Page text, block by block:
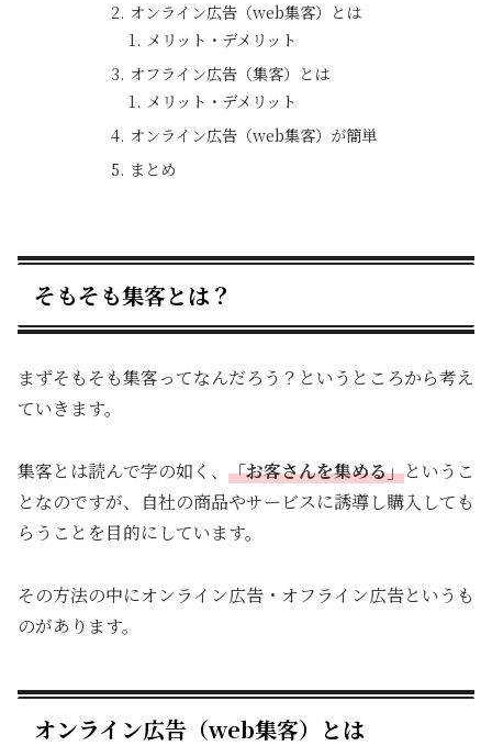
オンライン広告（web集客）とは
メリット・デメリット
オフライン広告（集客）とは
メリット・デメリット
オンライン広告（web集客）が簡単
まとめ
そもそも集客とは？
まずそもそも集客ってなんだろう？というところから考え
ていきます。
集客とは読んで字の如く、 「お客さんを集める」というこ
となのですが、自社の商品やサービスに誘導し購入しても
らうことを目的にしています。
その方法の中にオンライン広告・オフライン広告というも
のがあります。
オンライン広告（web集客）とは